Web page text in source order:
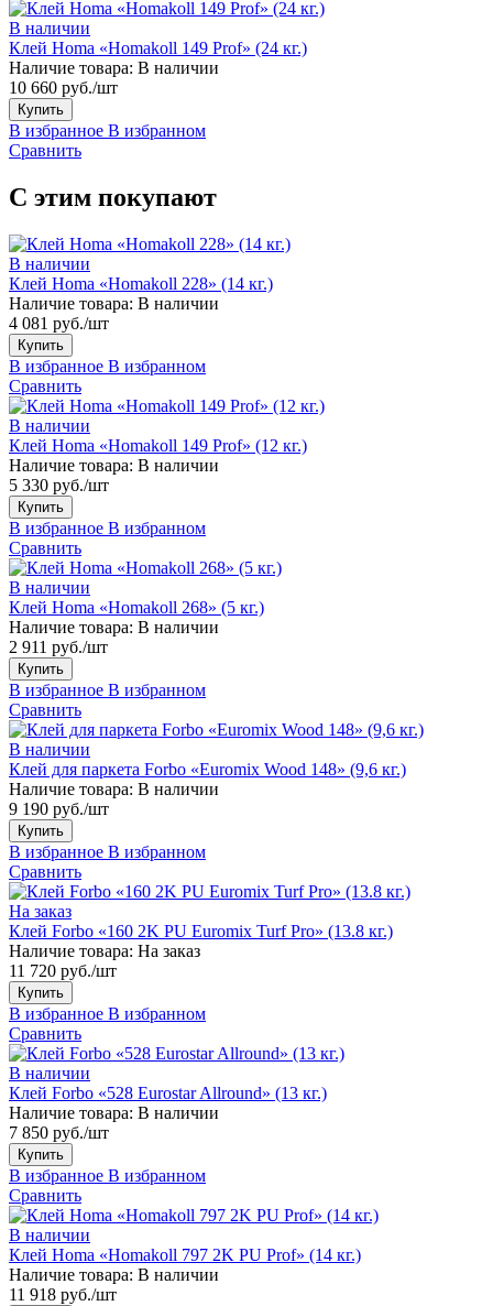
В наличии
Клей Homa «Homakoll 149 Prof» (24 кг.)
Наличие товара: В наличии
10 660 руб./шт
Купить
В избранное В избранном
Сравнить
С этим покупают
В наличии
Клей Homa «Homakoll 228» (14 кг.)
Наличие товара: В наличии
4 081 руб./шт
Купить
В избранное В избранном
Сравнить
В наличии
Клей Homa «Homakoll 149 Prof» (12 кг.)
Наличие товара: В наличии
5 330 руб./шт
Купить
В избранное В избранном
Сравнить
В наличии
Клей Homa «Homakoll 268» (5 кг.)
Наличие товара: В наличии
2 911 руб./шт
Купить
В избранное В избранном
Сравнить
В наличии
Клей для паркета Forbo «Euromix Wood 148» (9,6 кг.)
Наличие товара: В наличии
9 190 руб./шт
Купить
В избранное В избранном
Сравнить
На заказ
Клей Forbo «160 2K PU Euromix Turf Pro» (13.8 кг.)
Наличие товара: На заказ
11 720 руб./шт
Купить
В избранное В избранном
Сравнить
В наличии
Клей Forbo «528 Eurostar Allround» (13 кг.)
Наличие товара: В наличии
7 850 руб./шт
Купить
В избранное В избранном
Сравнить
В наличии
Клей Homa «Homakoll 797 2K PU Prof» (14 кг.)
Наличие товара: В наличии
11 918 руб./шт